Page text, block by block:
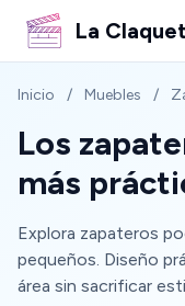
La
Inicio / Muebles /
Los
más
Explora zapateros
pequeños. Diseño
área sin sacrificar